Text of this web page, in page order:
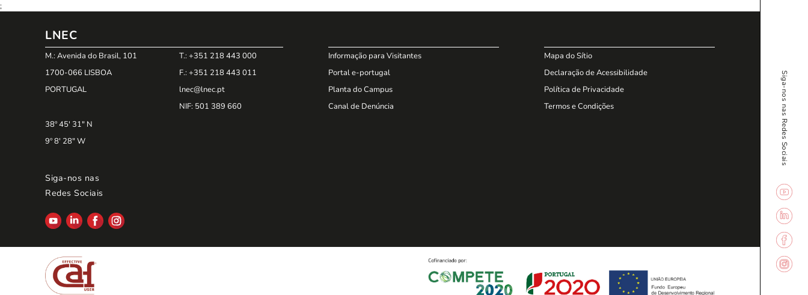
Siga-nos nas Redes Sociais
;
LNEC
M.: Avenida do Brasil, 101
1700-066 LISBOA
PORTUGAL
38º 45' 31" N
9º 8' 28" W
T.: +351 218 443 000
F.: +351 218 443 011
lnec@lnec.pt
NIF: 501 389 660
Informação para Visitantes
Portal e-portugal
Planta do Campus
Canal de Denúncia
Mapa do Sítio
Declaração de Acessibilidade
Política de Privacidade
Termos e Condições
Siga-nos nas
Redes Sociais